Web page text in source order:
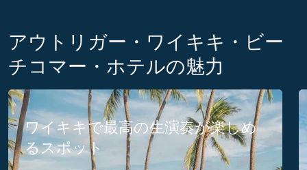
アウトリガー・ワイキキ・ビー
チコマー・ホテルの魅力
ワイキキで最高の生演奏が楽しめ
るスポット